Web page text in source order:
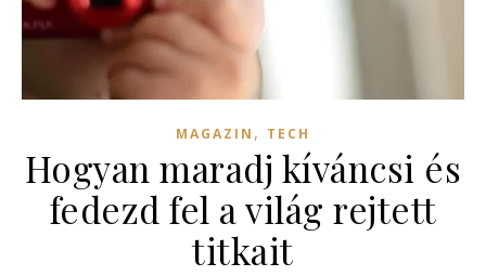
MAGAZIN , TECH
Hogyan maradj kíváncsi és
fedezd fel a világ rejtett
titkait